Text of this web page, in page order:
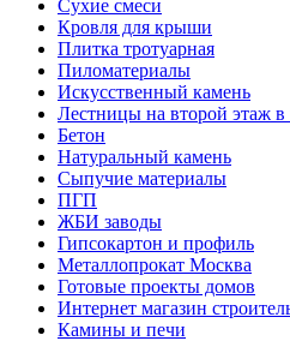
Сухие смеси
Кровля для крыши
Плитка тротуарная
Пиломатериалы
Искусственный камень
Лестницы на второй этаж в
Бетон
Натуральный камень
Сыпучие материалы
ПГП
ЖБИ заводы
Гипсокартон и профиль
Металлопрокат Москва
Готовые проекты домов
Интернет магазин
Камины и печи